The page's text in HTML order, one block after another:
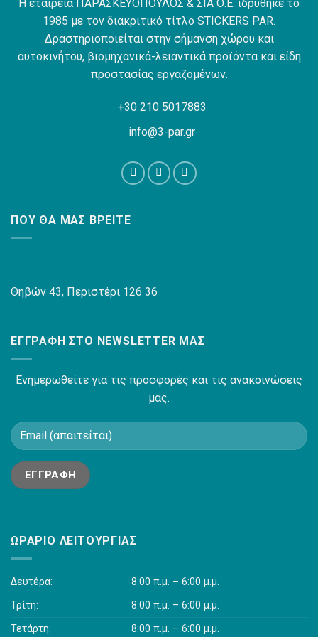
Η εταιρεία ΠΑΡΑΣΚΕΥΟΠΟΥΛΟΣ & ΣΙΑ Ο.Ε. ιδρύθηκε το
1985 με τον διακριτικό τίτλο STICKERS PAR.
Δραστηριοποιείται στην σήμανση χώρου και
αυτοκινήτου, βιομηχανικά-λειαντικά προϊόντα και είδη
προστασίας εργαζομένων.
+30 210 5017883
info@3-par.gr
ΠΟΥ ΘΑ ΜΑΣ ΒΡΕΊΤΕ
Θηβών 43, Περιστέρι 126 36
ΕΓΓΡΑΦΉ ΣΤΟ NEWSLETTER ΜΑΣ
Ενημερωθείτε για τις προσφορές και τις ανακοινώσεις
μας.
ΩΡΆΡΙΟ ΛΕΙΤΟΥΡΓΊΑΣ
Δευτέρα:
8:00 π.μ. – 6:00 μ.μ.
Τρίτη:
8:00 π.μ. – 6:00 μ.μ.
Τετάρτη:
8:00 π.μ. – 6:00 μ.μ.